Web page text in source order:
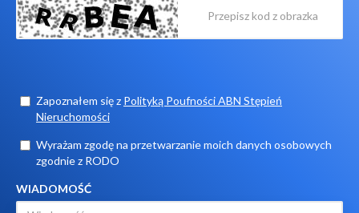
Zapoznałem się z Polityką Poufności ABN Stępień
Nieruchomości
Wyrażam zgodę na przetwarzanie moich danych osobowych
zgodnie z RODO
WIADOMOŚĆ